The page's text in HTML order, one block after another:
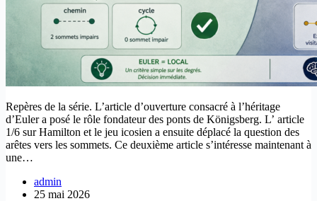
Repères de la série. L’article d’ouverture consacré à l’héritage
d’Euler a posé le rôle fondateur des ponts de Königsberg. L’ article
1/6 sur Hamilton et le jeu icosien a ensuite déplacé la question des
arêtes vers les sommets. Ce deuxième article s’intéresse maintenant à
une…
admin
25 mai 2026